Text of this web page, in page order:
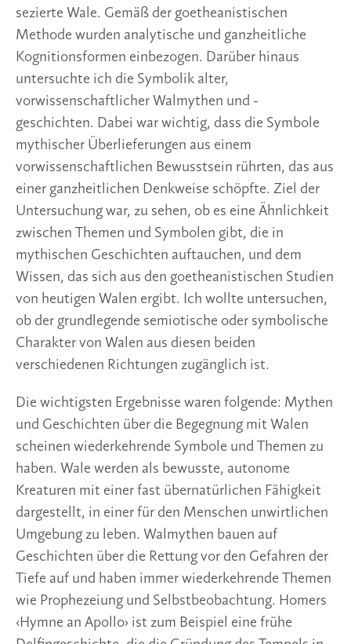
sezierte Wale. Gemäß der goetheanistischen
Methode wurden analytische und ganzheitliche
Kognitionsformen einbezogen. Darüber hinaus
untersuchte ich die Symbolik alter,
vorwissenschaftlicher Walmythen und -
geschichten. Dabei war wichtig, dass die Symbole
mythischer Überlieferungen aus einem
vorwissenschaftlichen Bewusstsein rührten, das aus
einer ganzheitlichen Denkweise schöpfte. Ziel der
Untersuchung war, zu sehen, ob es eine Ähnlichkeit
zwischen Themen und Symbolen gibt, die in
mythischen Geschichten auftauchen, und dem
Wissen, das sich aus den goetheanistischen Studien
von heutigen Walen ergibt. Ich wollte untersuchen,
ob der grundlegende semiotische oder symbolische
Charakter von Walen aus diesen beiden
verschiedenen Richtungen zugänglich ist.
Die wichtigsten Ergebnisse waren folgende: Mythen
und Geschichten über die Begegnung mit Walen
scheinen wiederkehrende Symbole und Themen zu
haben. Wale werden als bewusste, autonome
Kreaturen mit einer fast übernatürlichen Fähigkeit
dargestellt, in einer für den Menschen unwirtlichen
Umgebung zu leben. Walmythen bauen auf
Geschichten über die Rettung vor den Gefahren der
Tiefe auf und haben immer wiederkehrende Themen
wie Prophezeiung und Selbstbeobachtung. Homers
‹Hymne an Apollo› ist zum Beispiel eine frühe